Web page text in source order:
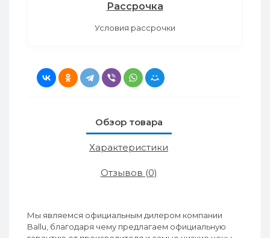
Рассрочка
Условия рассрочки
Обзор товара
Характеристики
Отзывов (0)
Мы являемся официальным дилером компании
Ballu, благодаря чему предлагаем официальную